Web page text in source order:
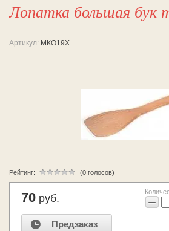
Лопатка большая бук
Артикул: МКО19Х
Рейтинг: (0 голосов)
70 руб. −
Предзаказ